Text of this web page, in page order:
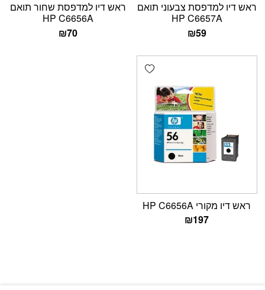
ראש דיו למדפסת צבעוני תואם
HP C6657A
₪59
ראש דיו למדפסת שחור תואם
HP C6656A
₪70
Add wishlist
ראש דיו מקורי HP C6656A
₪197